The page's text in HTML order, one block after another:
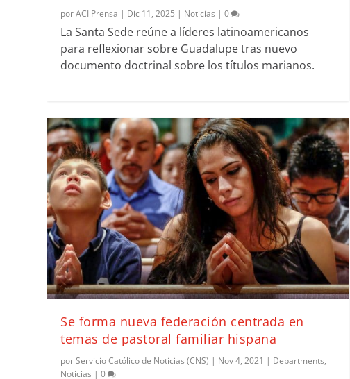
porACI Prensa | Dic 11, 2025 | Noticias |0
La Santa Sede reúne a líderes latinoamericanos
para reflexionar sobre Guadalupe tras nuevo
documento doctrinal sobre los títulos marianos.
Se forma nueva federación centrada en
temas de pastoral familiar hispana
porServicio Católico de Noticias (CNS) | Nov 4, 2021 | Departments,
Noticias |0